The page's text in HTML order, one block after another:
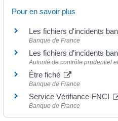
Pour en savoir plus
Les fichiers d'incidents
Banque de France
Les fichiers d'incidents
Autorité de contrôle prudentiel
Être fiché
Banque de France
Service Vérifiance-FNCI
Banque de France